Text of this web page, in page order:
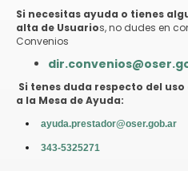
Si necesitas ayuda o tienes
alta de Usuarios, no dudes en
Convenios
Si tenes duda respecto del
a la Mesa de Ayuda:
ayuda.prestador@oser.gob.ar
343-5325271